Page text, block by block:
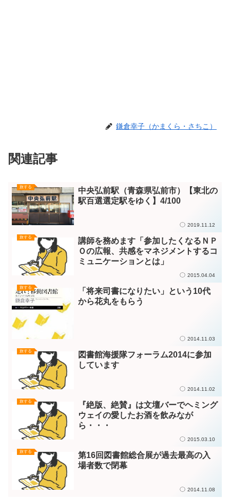
鎌倉幸子（かまくら・さちこ）
関連記事
旅する
中央弘前駅（青森県弘前市）【東北の
駅百選選定駅をゆく】4/100
2019.11.12
旅する
講師を務めます「参加したくなるＮＰ
Ｏの広報、共感をマネジメントするコ
ミュニケーションとは」
2015.04.04
旅する
「将来司書になりたい」という10代
から花丸をもらう
2014.11.03
旅する
図書館海援隊フォーラム2014に参加
しています
2014.11.02
旅する
『絶版、絶賛』は文壇バーでヘミング
ウェイの愛したお酒を飲みなが
ら・・・
2015.03.10
旅する
第16回図書館総合展が過去最高の入
場者数で閉幕
2014.11.08